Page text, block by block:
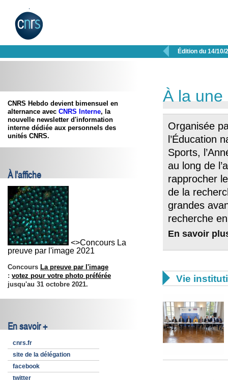
 Édition du 14/10/
CNRS Hebdo devient bimensuel en
alternance avec CNRS Interne, la
nouvelle newsletter d'information
interne dédiée aux personnels des
unités CNRS.
À l'affiche
<>Concours La
preuve par l'image 2021
Concours La preuve par l'image
: votez pour votre photo préférée
jusqu'au 31 octobre 2021.
En savoir +
cnrs.fr
site de la délégation
facebook
twitter
À la une
​Organisée
l’Éducation
Sports,
au long de
rapprocher
de la
grandes
recherche
En savoir
 Vie